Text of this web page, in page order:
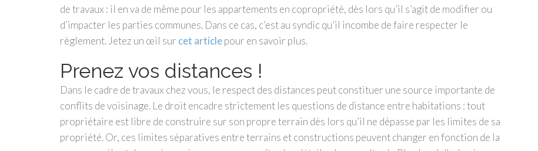
de travaux : il en va de même pour les appartements en copropriété, dès lors qu’il s’agit de modifier ou
d’impacter les parties communes. Dans ce cas, c’est au syndic qu’il incombe de faire respecter le
règlement. Jetez un œil sur cet articlepour en savoir plus.
Prenez vos distances !
Dans le cadre de travaux chez vous, le respect des distances peut constituer une source importante de
conflits de voisinage. Le droit encadre strictement les questions de distance entre habitations : tout
propriétaire est libre de construire sur son propre terrain dès lors qu’il ne dépasse par les limites de sa
propriété. Or, ces limites séparatives entre terrains et constructions peuvent changer en fonction de la